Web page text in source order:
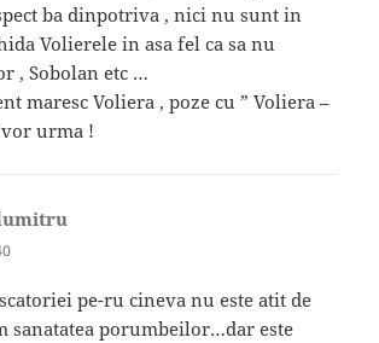
ba dinpotriva , nici nu sunt in
Volierele in asa fel ca sa nu
, Sobolan etc …
maresc Voliera , poze cu ” Voliera –
urma !
pe-ru cineva nu este atit de
sanatatea porumbeilor…dar este